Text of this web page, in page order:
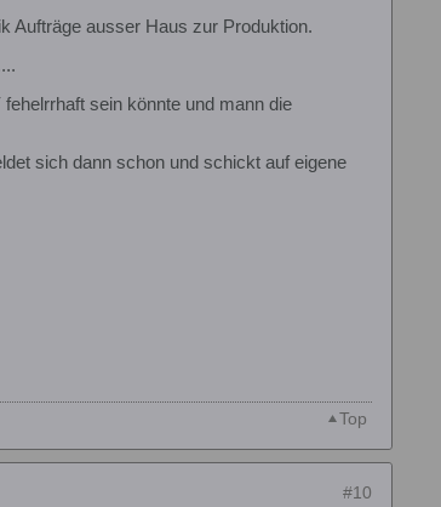
Aufträge ausser Haus zur Produktion.
sein könnte und mann die
sich dann schon und schickt auf eigene
Top
#10